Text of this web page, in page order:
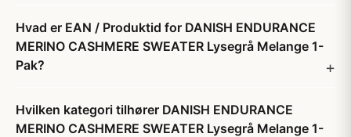
Hvad er EAN / Produktid for DANISH ENDURANCE
MERINO CASHMERE SWEATER Lysegrå Melange 1-
Pak?
Hvilken kategori tilhører DANISH ENDURANCE
MERINO CASHMERE SWEATER Lysegrå Melange 1-